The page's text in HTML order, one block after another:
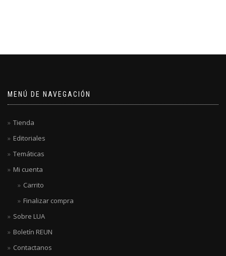
MENÚ DE NAVEGACIÓN
Tienda
Editoriales
Temáticas
Mi cuenta
Carrito
Finalizar compra
Sobre LUA
Boletín REUN
Contactanos